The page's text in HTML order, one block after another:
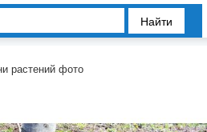
Найти
растений фото